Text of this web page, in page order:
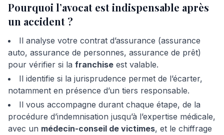
Pourquoi l’avocat est indispensable après
un accident ?
Il analyse votre contrat d’assurance (assurance
auto, assurance de personnes, assurance de prêt)
pour vérifier si la franchise est valable.
Il identifie si la jurisprudence permet de l’écarter,
notamment en présence d’un tiers responsable.
Il vous accompagne durant chaque étape, de la
procédure d’indemnisation jusqu’à l’expertise médicale,
avec un médecin-conseil de victimes, et le chiffrage